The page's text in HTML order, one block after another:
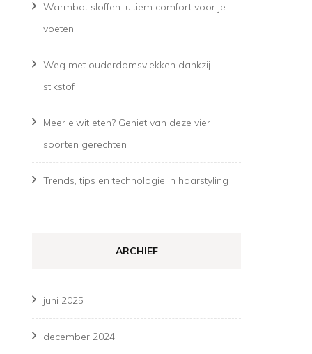
Warmbat sloffen: ultiem comfort voor je
voeten
Weg met ouderdomsvlekken dankzij
stikstof
Meer eiwit eten? Geniet van deze vier
soorten gerechten
Trends, tips en technologie in haarstyling
ARCHIEF
juni 2025
december 2024